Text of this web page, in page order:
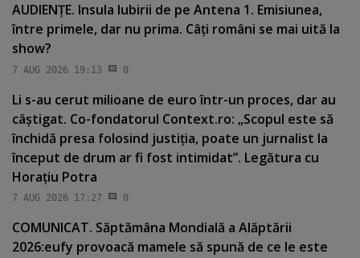
AUDIENŢE. Insula Iubirii de pe Antena 1. Emisiunea,
între primele, dar nu prima. Câţi români se mai uită la
show?
7 AUG 2026 19:13 0
Li s-au cerut milioane de euro într-un proces, dar au
câştigat. Co-fondatorul Context.ro: „Scopul este să
închidă presa folosind justiţia, poate un jurnalist la
început de drum ar fi fost intimidat”. Legătura cu
Horaţiu Potra
7 AUG 2026 17:27 0
COMUNICAT. Săptămâna Mondială a Alăptării
2026:eufy provoacă mamele să spună de ce le este